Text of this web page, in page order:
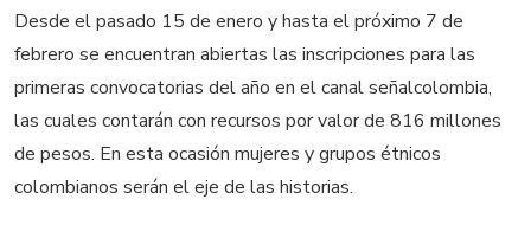
Desde el pasado 15 de enero y hasta el próximo 7 de
febrero se encuentran abiertas las inscripciones para las
primeras convocatorias del año en el canal señalcolombia,
las cuales contarán con recursos por valor de 816 millones
de pesos. En esta ocasión mujeres y grupos étnicos
colombianos serán el eje de las historias.